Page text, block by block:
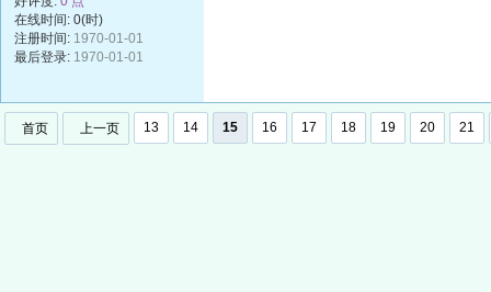
在线时间: 0(时)
注册时间: 1970-01-01
最后登录: 1970-01-01
首页 上一页 13 14 15 16 17 18 19 20 21